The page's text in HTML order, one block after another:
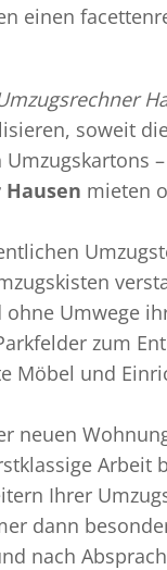
einen
soweit
mieten
Umwege
zum
Möbel und
neuen
Arbeit
Ihrer
dann
nach